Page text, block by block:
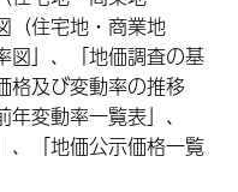
（住宅地・商業地
図」、「地価調査の基
格及び変動率の推移
変動率一覧表」、
、「地価公示価格一覧